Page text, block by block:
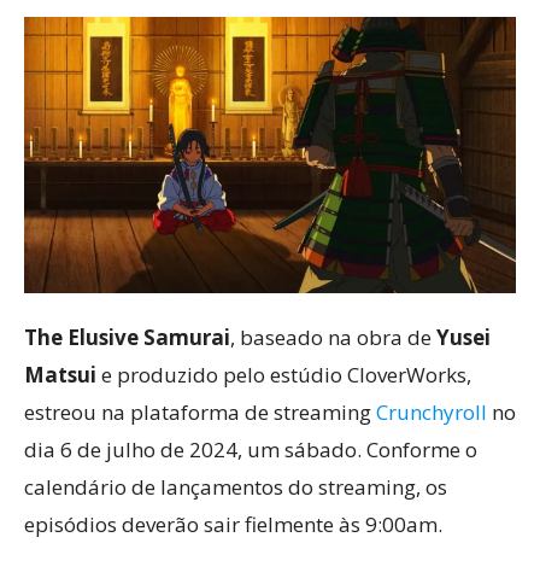
The Elusive Samurai, baseado na obra deYusei
Matsui e produzido pelo estúdio CloverWorks,
estreou na plataforma de streamingCrunchyroll no
dia 6 de julho de 2024, um sábado. Conforme o
calendário de lançamentos do streaming, os
episódios deverão sair fielmente às 9:00am.